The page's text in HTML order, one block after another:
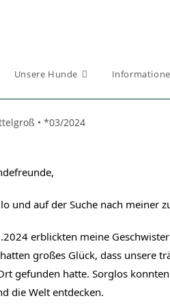
Unsere Hunde
• *03/2024
und auf der Suche nach meiner
erblickten meine
großes Glück, dass unsere
gefunden hatte. Sorglos
die Welt entdecken.